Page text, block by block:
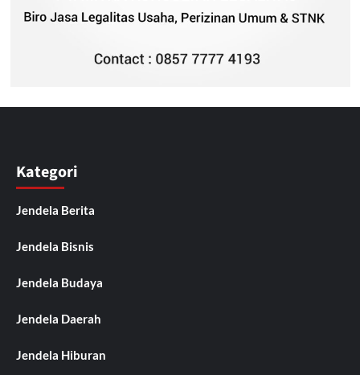
Kategori
Jendela Berita
Jendela Bisnis
Jendela Budaya
Jendela Daerah
Jendela Hiburan